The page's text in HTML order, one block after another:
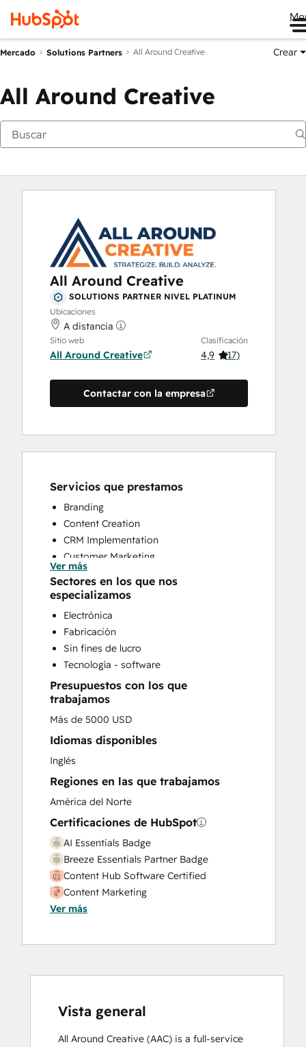
Mercado Solutions Partners All Around Creative Crear
All Around Creative
All Around Creative
SOLUTIONS PARTNER NIVEL PLATINUM
Ubicaciones
A distancia
Sitio web
All Around Creative
Clasificación
4,9 (17)
Contactar con la empresa
Servicios que prestamos
Branding
Content Creation
CRM Implementation
Customer Marketing
Email Marketing
Full Inbound Marketing Services
HubSpot Onboarding
Paid Advertising
Sales and Marketing Alignment
Sales Enablement
Search Engine Optimization
Social Media
Video Production
Website Design
Website Development
Ver más
Sectores en los que nos
especializamos
Electrónica
Fabricación
Sin fines de lucro
Tecnología - software
Presupuestos con los que
trabajamos
Más de 5000 USD
Idiomas disponibles
Inglés
Regiones en las que trabajamos
América del Norte
Certificaciones de HubSpot
AI Essentials Badge
Breeze Essentials Partner Badge
Content Hub Software Certified
Content Marketing
Digital Marketing
HubSpot Marketing Hub Software
HubSpot Sales Hub Software
HubSpot Solutions Partner
Inbound
Platform Consulting
Ver más
Vista general
All Around Creative (AAC) is a full-service